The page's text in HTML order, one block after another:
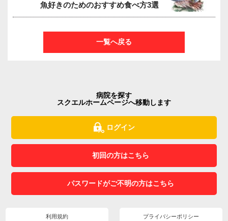
魚好きのためのおすすめ食べ方3選
一覧へ戻る
病院を探す
スクエルホームページへ移動します
ログイン
初回の方はこちら
パスワードがご不明の方はこちら
利用規約 プライバシーポリシー